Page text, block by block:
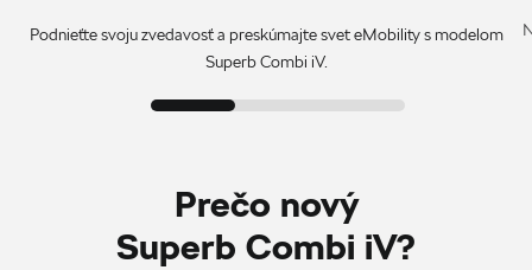
Podnieťte svoju zvedavosť a preskúmajte svet eMobility s modelom
Superb Combi iV.
Prečo nový
Superb Combi iV?